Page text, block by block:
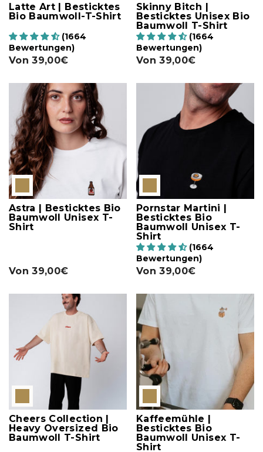
Latte Art | Besticktes
Bio Baumwoll-T-Shirt
(1664
Bewertungen)
Von 39,00€
Skinny Bitch |
Besticktes Unisex Bio
Baumwoll T-Shirt
(1664
Bewertungen)
Von 39,00€
Astra | Besticktes Bio
Baumwoll Unisex T-
Shirt
Von 39,00€
Pornstar Martini |
Besticktes Bio
Baumwoll Unisex T-
Shirt
(1664
Bewertungen)
Von 39,00€
Cheers Collection |
Heavy Oversized Bio
Baumwoll T-Shirt
Kaffeemühle |
Besticktes Bio
Baumwoll Unisex T-
Shirt